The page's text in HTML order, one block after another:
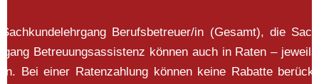
Berufsbetreuer/in (Gesamt), die
Betreuungsassistenz können auch in Raten –
Bei einer Ratenzahlung können keine Rabatte